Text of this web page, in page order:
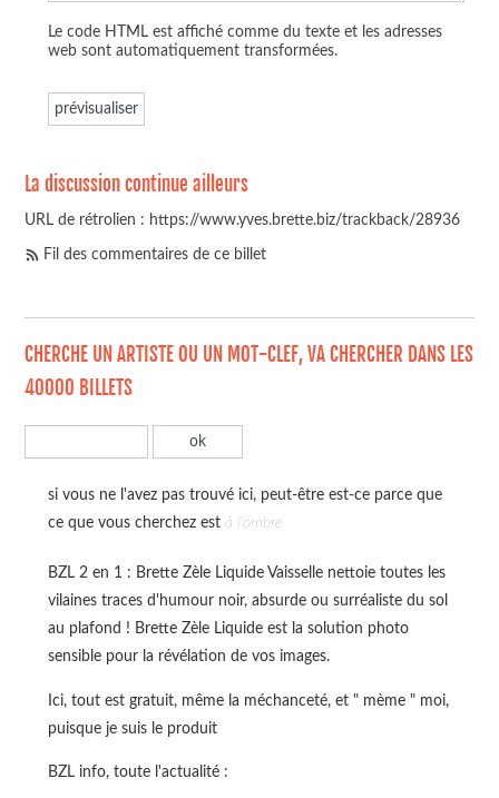
Le code HTML est affiché comme du texte et les adresses
web sont automatiquement transformées.
La discussion continue ailleurs
URL de rétrolien : https://www.yves.brette.biz/trackback/28936
Fil des commentaires de ce billet
CHERCHE UN ARTISTE OU UN MOT-CLEF, VA CHERCHER DANS LES
40000 BILLETS
si vous ne l'avez pas trouvé ici, peut-être est-ce parce que
ce que vous cherchez est à l'ombre
BZL 2 en 1 : Brette Zèle Liquide Vaisselle nettoie toutes les
vilaines traces d'humour noir, absurde ou surréaliste du sol
au plafond ! Brette Zèle Liquide est la solution photo
sensible pour la révélation de vos images.
Ici, tout est gratuit, même la méchanceté, et " mème " moi,
puisque je suis le produit
BZL info, toute l'actualité :